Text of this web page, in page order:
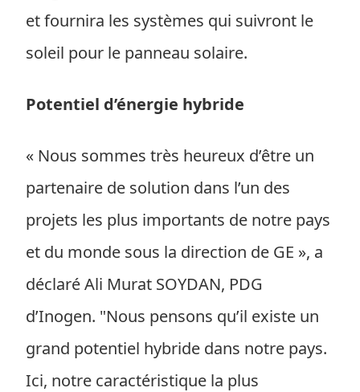
et fournira les systèmes qui suivront le
soleil pour le panneau solaire.
Potentiel d’énergie hybride
« Nous sommes très heureux d’être un
partenaire de solution dans l’un des
projets les plus importants de notre pays
et du monde sous la direction de GE », a
déclaré Ali Murat SOYDAN, PDG
d’Inogen. "Nous pensons qu’il existe un
grand potentiel hybride dans notre pays.
Ici, notre caractéristique la plus